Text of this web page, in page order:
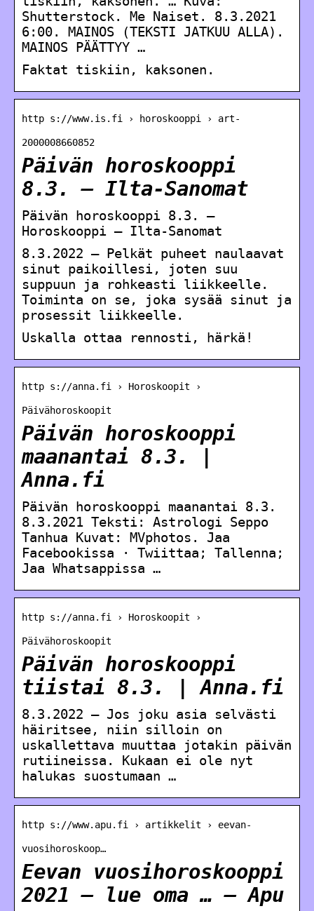
Shutterstock. Me Naiset. 8.3.2021
6:00. MAINOS (TEKSTI JATKUU ALLA).
MAINOS PÄÄTTYY …
Faktat tiskiin, kaksonen.
http s://www.is.fi › horoskooppi › art-
2000008660852
Päivän horoskooppi
8.3. – Ilta-Sanomat
Päivän horoskooppi 8.3. –
Horoskooppi – Ilta-Sanomat
8.3.2022 — Pelkät puheet naulaavat
sinut paikoillesi, joten suu
suppuun ja rohkeasti liikkeelle.
Toiminta on se, joka sysää sinut ja
prosessit liikkeelle.
Uskalla ottaa rennosti, härkä!
http s://anna.fi › Horoskoopit ›
Päivähoroskoopit
Päivän horoskooppi
maanantai 8.3. |
Anna.fi
Päivän horoskooppi maanantai 8.3.
8.3.2021 Teksti: Astrologi Seppo
Tanhua Kuvat: MVphotos. Jaa
Facebookissa · Twiittaa; Tallenna;
Jaa Whatsappissa …
http s://anna.fi › Horoskoopit ›
Päivähoroskoopit
Päivän horoskooppi
tiistai 8.3. | Anna.fi
8.3.2022 — Jos joku asia selvästi
häiritsee, niin silloin on
uskallettava muuttaa jotakin päivän
rutiineissa. Kukaan ei ole nyt
halukas suostumaan …
http s://www.apu.fi › artikkelit › eevan-
vuosihoroskoop…
Eevan vuosihoroskooppi
2021 – lue oma … – Apu